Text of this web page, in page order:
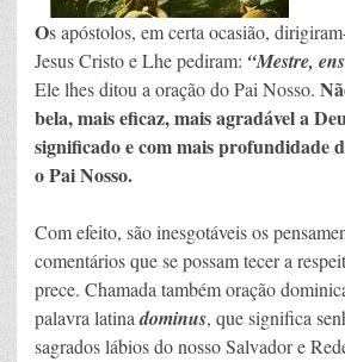
Os apóstolos, em certa ocasião,
Jesus Cristo e Lhe pediram: “Mestre,
Ele lhes ditou a oração do Pai Nosso.
bela, mais eficaz, mais agradável a
significado e com mais profundidade
o Pai Nosso.
Com efeito, são inesgotáveis os
comentários que se possam tecer a
prece. Chamada também oração
palavra latinadominus, que significa
sagrados lábios do nosso Salvador e